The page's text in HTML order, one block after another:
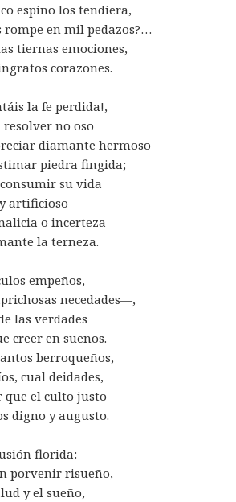
espino los tendiera,
rompe en mil pedazos?…
tiernas emociones,
corazones.
la fe perdida!,
resolver no oso
diamante hermoso
piedra fingida;
su vida
artificioso
o incerteza
la terneza.
empeños,
necedades—,
las verdades
creer en sueños.
berroqueños,
cual deidades,
que el culto justo
digno y augusto.
florida:
porvenir risueño,
y el sueño,